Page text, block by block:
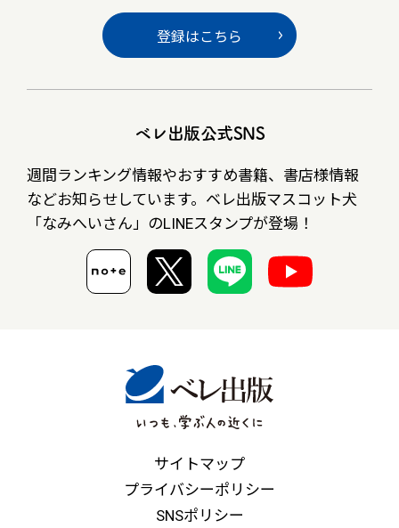
登録はこちら
ベレ出版公式SNS
週間ランキング情報やおすすめ書籍、書店様情報
などお知らせしています。ベレ出版マスコット犬
「なみへいさん」のLINEスタンプが登場！
サイトマップ
プライバシーポリシー
SNSポリシー